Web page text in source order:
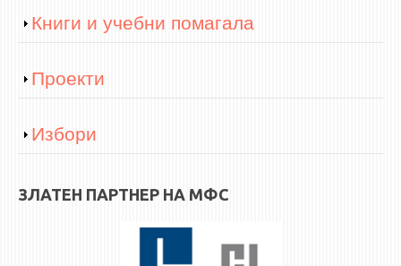
Show
Книги и учебни помагала
Show
Проекти
Show
Избори
ЗЛАТЕН ПАРТНЕР НА МФС